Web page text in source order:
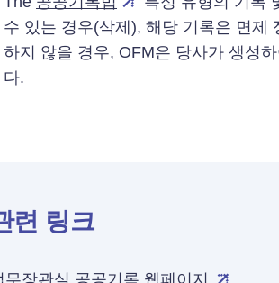
수 있는 경우(삭제), 해당 기록은 면제
하지 않을 경우, OFM은 당사가 생성
다.
련 링크
무장관실 공공기록 웹페이지